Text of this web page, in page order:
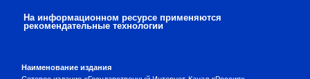
На информационном ресурсе применяются
рекомендательные технологии
Наименование издания